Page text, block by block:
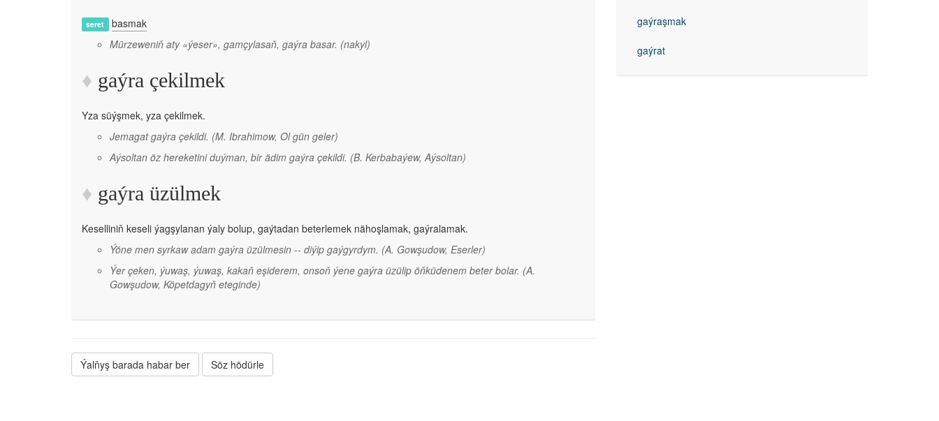
seret
basmak
Mürzeweniň aty «ýeser», gamçylasaň, gaýra basar. (nakyl)
gaýra çekilmek
Yza süýşmek, yza çekilmek.
Jemagat gaýra çekildi. (M. Ibrahimow, Ol gün geler)
Aýsoltan öz hereketini duýman, bir ädim gaýra çekildi. (B. Kerbabaýew, Aýsoltan)
gaýra üzülmek
Keselliniň keseli ýagşylanan ýaly bolup, gaýtadan beterlemek nähoşlamak, gaýralamak.
Ýöne men syrkaw adam gaýra üzülmesin -- diýip gaýgyrdym. (A. Gowşudow, Eserler)
Ýer çeken, ýuwaş, ýuwaş, kakaň eşiderem, onsoň ýene gaýra üzülip öňküdenem beter bolar. (A.
Gowşudow, Köpetdagyň eteginde)
Ýalňyş barada habar ber Söz hödürle
gaýraşmak
gaýrat